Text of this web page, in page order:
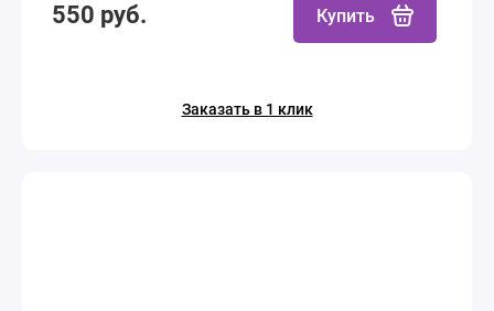
550 руб. Купить
Заказать в 1 клик